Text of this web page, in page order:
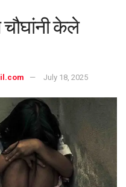
केले
July 18, 2025